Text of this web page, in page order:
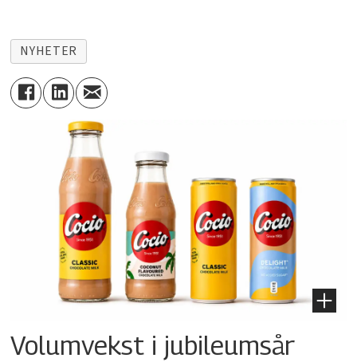
NYHETER
Volumvekst i jubileumsår